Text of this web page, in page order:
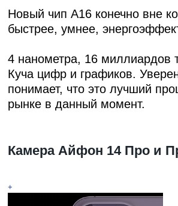
Новый чип A16 конечно вне
быстрее, умнее,
4 нанометра, 16 миллиардов
Куча цифр и графиков.
понимает, что это лучший
рынке в данный момент.
Камера Айфон 14 Про и
+